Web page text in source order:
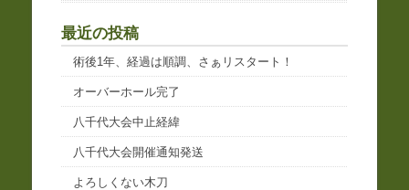
最近の投稿
術後1年、経過は順調、さぁリスタート！
オーバーホール完了
八千代大会中止経緯
八千代大会開催通知発送
よろしくない木刀